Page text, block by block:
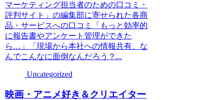
マーケティング担当者のための口コミ・
評判サイト」の編集部に寄せられた各商
品・サービスへの口コミ「もっと効率的
に報告書やアンケート管理ができた
ら…」「現場から本社への情報共有、な
んでこんなに面倒なんだろう？...
Uncategorized
映画・アニメ好き＆クリエイター